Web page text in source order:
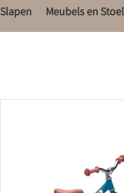
Slapen Meubels en